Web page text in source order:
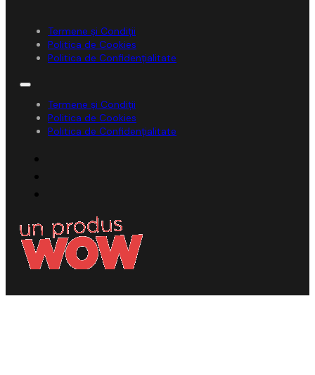
Termene și Condiții
Politica de Cookies
Politica de Confidențialitate
Termene și Condiții
Politica de Cookies
Politica de Confidențialitate